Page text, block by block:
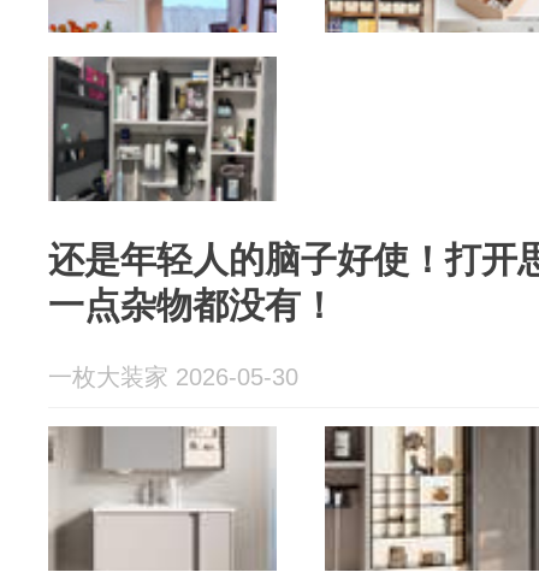
还是年轻人的脑子好使！打开
一点杂物都没有！
一枚大装家 2026-05-30